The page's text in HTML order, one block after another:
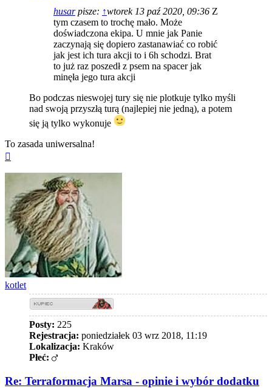
husarpisze: ↑wtorek 13 paź 2020, 09:36 Z
tym czasem to trochę mało. Może
doświadczona ekipa. U mnie jak Panie
zaczynają się dopiero zastanawiać co robić
jak jest ich tura akcji to i 6h schodzi. Brat
to już raz poszedł z psem na spacer jak
minęła jego tura akcji
Bo podczas nieswojej tury się nie plotkuje tylko myśli
nad swoją przyszłą turą (najlepiej nie jedną), a potem
się ją tylko wykonuje
To zasada uniwersalna!
kotlet
Posty: 225
Rejestracja: poniedziałek 03 wrz 2018, 11:19
Lokalizacja: Kraków
Płeć:
Re: Terraformacja Marsa - opinie i wybór dodatku